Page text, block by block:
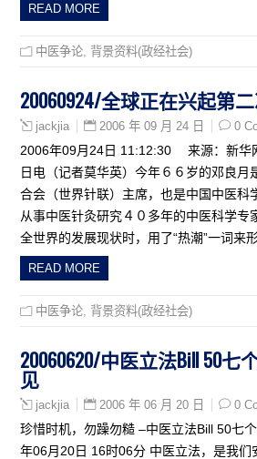
READ MORE
中医争论 背景资料(政经社会)
20060924/全球正在兴起第
jackjia 2006 年 09 月 24 日 0
2006年09月24日 11:12:30 来源：新华
日电（记者莫华英）今年６６岁的邓良月
合会（世界针联）主席，也是中国中医科
从事中医针灸研究４０多年的中医科学专
全世界的发展现状时，用了“热潮”一词来
READ MORE
中医争论 背景资料(政经社会)
20060620/中医立法Bill 50七
见
jackjia 2006 年 06 月 20 日 0
珍惜时机，勿躁勿糙 –中医立法Bill 50七
年06月20日 16时06分 中医立法，是我们